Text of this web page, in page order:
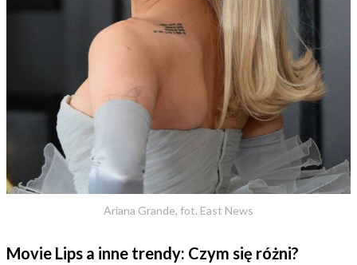
Ariana Grande, fot. East News
Movie Lips a inne trendy: Czym się różni?